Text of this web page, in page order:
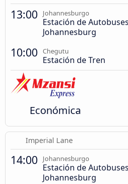
13:00 Johannesburgo
Estación de
Johannesburg
10:00 Chegutu
Estación de Tren
Económica
Imperial Lane
14:00 Johannesburgo
Estación de
Johannesburg